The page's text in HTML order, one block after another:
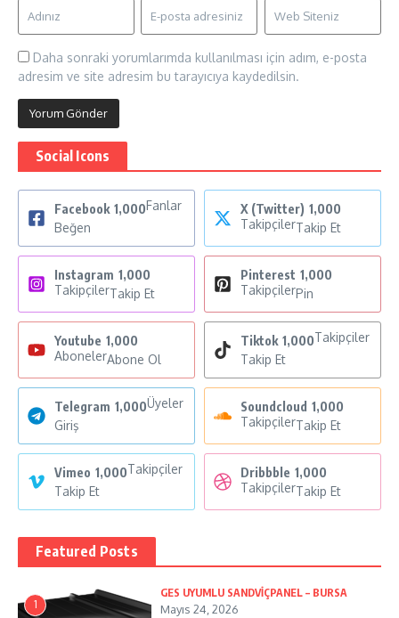
Daha sonraki yorumlarımda kullanılması için adım, e-posta
adresim ve site adresim bu tarayıcıya kaydedilsin.
Social Icons
Facebook 1,000Fanlar
Beğen
X (Twitter) 1,000
TakipçilerTakip Et
Instagram 1,000
TakipçilerTakip Et
Pinterest 1,000
TakipçilerPin
Youtube 1,000
AbonelerAbone Ol
Tiktok 1,000Takipçiler
Takip Et
Telegram 1,000Üyeler
Giriş
Soundcloud 1,000
TakipçilerTakip Et
Vimeo 1,000Takipçiler
Takip Et
Dribbble 1,000
TakipçilerTakip Et
Featured Posts
1
GES UYUMLU SANDVİÇPANEL – BURSA
Mayıs 24, 2026